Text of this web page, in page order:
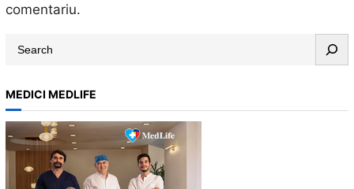
comentariu.
r
c
h
MEDICI MEDLIFE